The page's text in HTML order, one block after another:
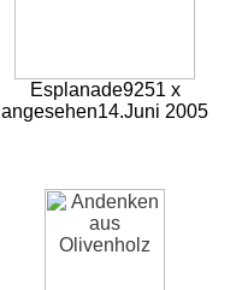
Esplanade9251 x
angesehen14.Juni 2005